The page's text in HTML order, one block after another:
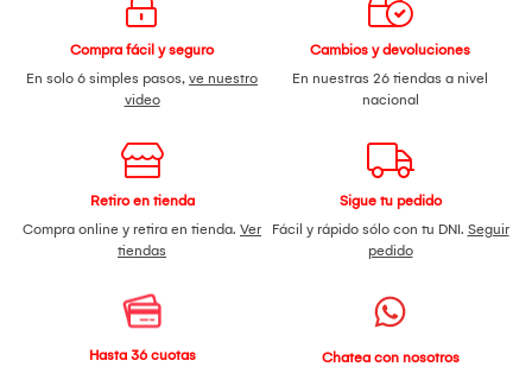
Compra fácil y seguro
En solo 6 simples pasos, ve nuestro
video
Cambios y devoluciones
En nuestras 26 tiendas a nivel
nacional
Retiro en tienda
Compra online y retira en tienda. Ver
tiendas
Sigue tu pedido
Fácil y rápido sólo con tu DNI. Seguir
pedido
Hasta 36 cuotas
Chatea con nosotros